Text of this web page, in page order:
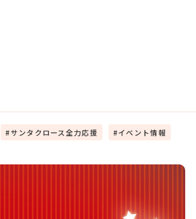
サンタクロース全力応援 イベント情報